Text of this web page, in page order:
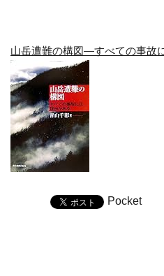
山岳遭難の構図―すべての事故
Pocket